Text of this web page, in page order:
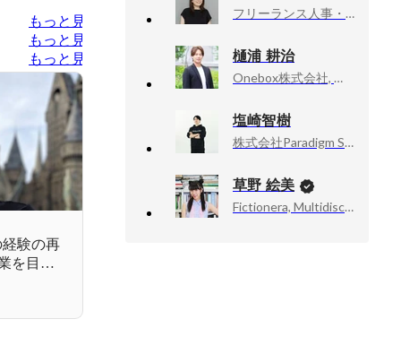
もっと見る
もっと見る
もっと見る
験の再
を目指
フリーランス人事・PR、インタビューライター、（社）WAOJE TOKYO事務局, メンバー
樋浦 耕治
Onebox株式会社, ビジネス統括
塩崎智樹
株式会社Paradigm Shift, 経営
草野 絵美
Fictionera, Multidisciplinary Artist / CEO / Co-Founder